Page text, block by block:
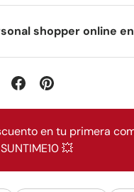
shopper online
en tu primera
💥